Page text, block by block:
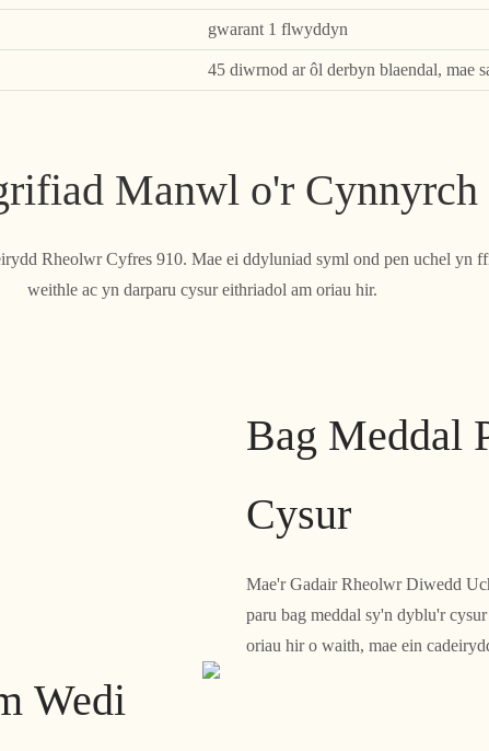
gwarant 1 flwyddyn
45 diwrnod ar ôl derbyn blaendal, mae
Manwl o'r Cynnyrch
Rheolwr Cyfres 910. Mae ei ddyluniad syml ond pen uchel yn
weithle ac yn darparu cysur eithriadol am oriau hir.
Bag Meddal
Cysur
Mae'r Gadair Rheolwr Diwedd
paru bag meddal sy'n dyblu'r
oriau hir o waith, mae ein
Wedi